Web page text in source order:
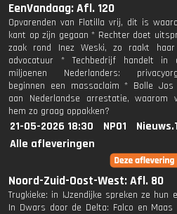
EenVandaag: Afl. 120
Opvarenden van Flotilla vrij, dit is
kant op zijn gegaan * Rechter doet
zaak rond Inez Weski, zo raakt
advocatuur * Techbedrijf handelt in
miljoenen Nederlanders:
beginnen een massaclaim * Bolle
aan Nederlandse arrestatie, waarom
hem zo graag oppakken?
21-05-2026 18:30 NPO1
Alle afleveringen
Noord-Zuid-Oost-West: Afl. 80
Trugkieke: in IJzendijke spreken ze hun
In Dwars door de Delta: Falco en Maas